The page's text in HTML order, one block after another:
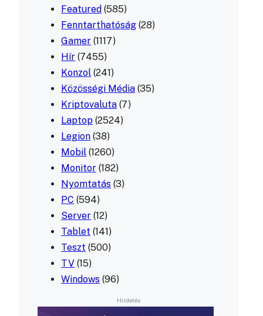
Featured (585)
Fenntarthatóság (28)
Gamer (1117)
Hír (7455)
Konzol (241)
Közösségi Média (35)
Kriptovaluta (7)
Laptop (2524)
Legion (38)
Mobil (1260)
Monitor (182)
Nyomtatás (3)
PC (594)
Server (12)
Tablet (141)
Teszt (500)
TV (15)
Windows (96)